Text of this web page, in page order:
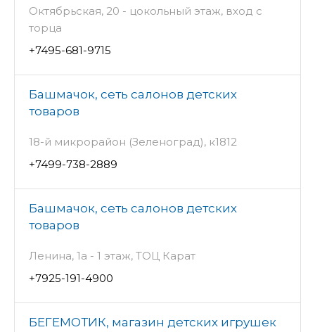
Октябрьская, 20 - цокольный этаж, вход с
торца
+7495-681-9715
Башмачок, сеть салонов детских
товаров
18-й микрорайон (Зеленоград), к1812
+7499-738-2889
Башмачок, сеть салонов детских
товаров
Ленина, 1а - 1 этаж, ТОЦ Карат
+7925-191-4900
БЕГЕМОТИК, магазин детских игрушек